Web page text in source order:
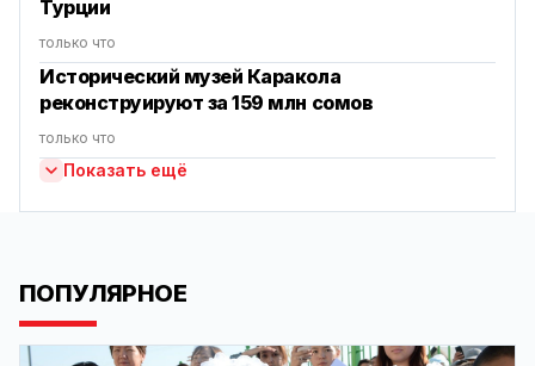
Турции
только что
Исторический музей Каракола
реконструируют за 159 млн сомов
только что
Показать ещё
ПОПУЛЯРНОЕ